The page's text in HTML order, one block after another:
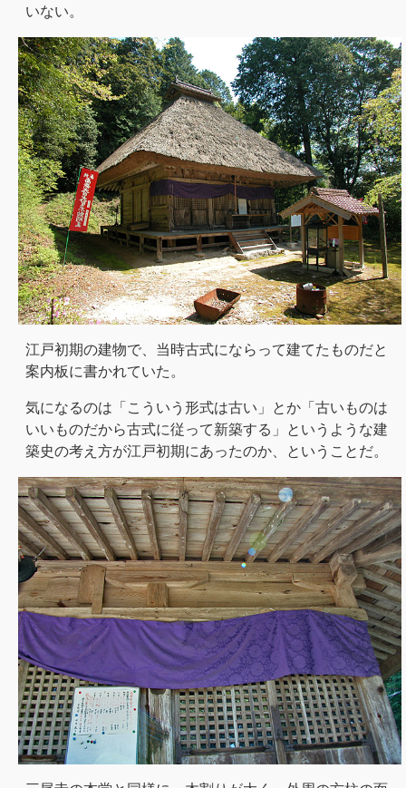
いない。
江戸初期の建物で、当時古式にならって建てたものだと
案内板に書かれていた。
気になるのは「こういう形式は古い」とか「古いものは
いいものだから古式に従って新築する」というような建
築史の考え方が江戸初期にあったのか、ということだ。